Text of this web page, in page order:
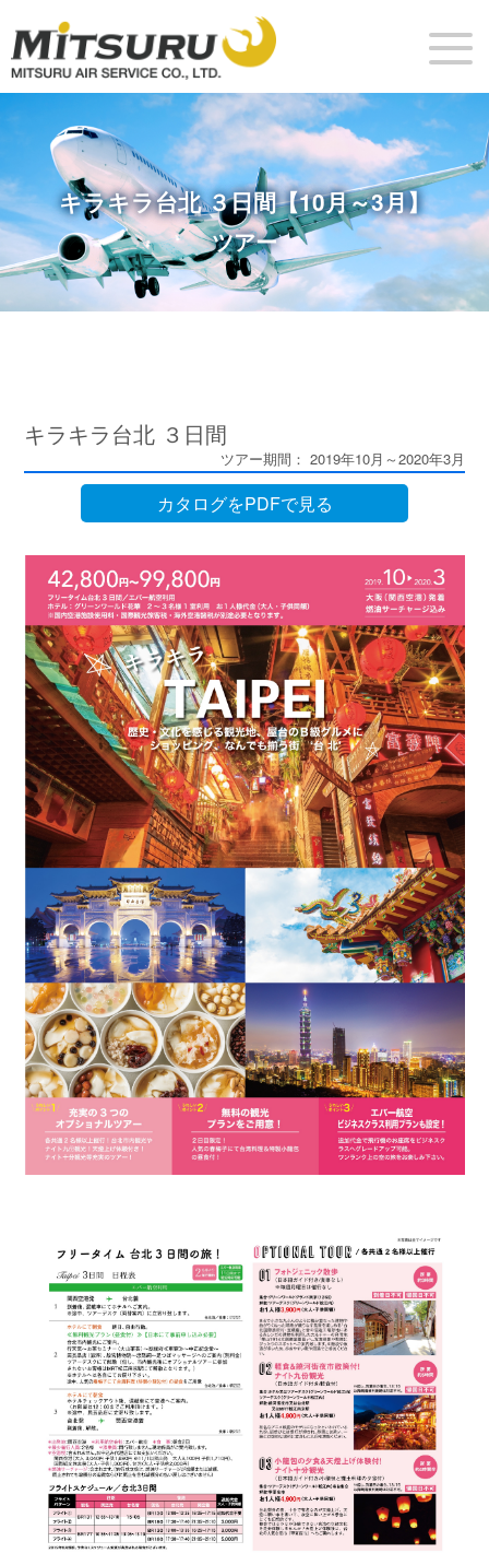
キラキラ台北 ３日間【10月～3月】
ツアー
キラキラ台北 ３日間
ツアー期間： 2019年10月～2020年3月
カタログをPDFで見る